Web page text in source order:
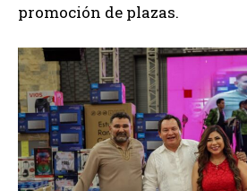
promoción de plazas.